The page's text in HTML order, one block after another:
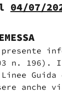
04/07/
presente
n. 196).
Guida
anche